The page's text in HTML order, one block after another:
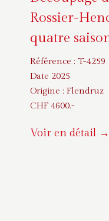
Rossier-
quatre
Référence : T-4259
Date 2025
Origine : Flendruz
CHF 4600.-
Voir en détail →